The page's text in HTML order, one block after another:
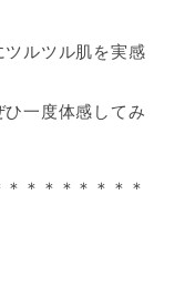
ツルツル肌を実感
一度体感してみ
＊＊＊＊＊＊＊